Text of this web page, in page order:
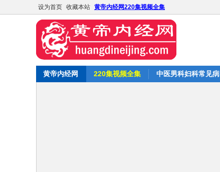
设为首页 收藏本站 黄帝内经网220集视频全集
黄帝内经网 220集视频全集 中医男科妇科常见病